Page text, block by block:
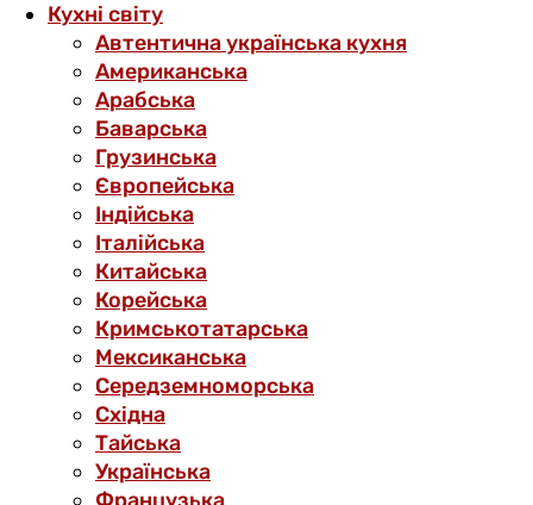
Кухні світу
Автентична українська кухня
Американська
Арабська
Баварська
Грузинська
Європейська
Індійська
Італійська
Китайська
Корейська
Кримськотатарська
Мексиканська
Середземноморська
Східна
Тайська
Українська